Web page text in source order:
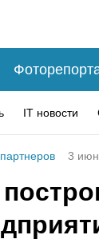
IT новости
3